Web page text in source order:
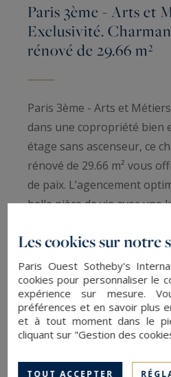
Paris 3ème - Arts et
Exclusivité.
rénové de 29.66 m²
Paris 3ème - Arts et
dans une copropriété bien
étage sans ascenseur, ce
rénové de 29.66 m² vous
de paix. L’agencement
belle pièce de vie avec une
et équipée. L'espace nuit,
fonctionnel, peut accueillir
ainsi qu’un coin bureau.
avec WC offre tout le
occasion rare à ne pas
de l'ancien et tranquillité
Marais Sotheby's
Les cookies sur notre
Paris Ouest Sotheby's
cookies pour personnaliser le
expérience sur mesure.
préférences et en savoir plus
et à tout moment dans le
cliquant sur "Gestion des
TOUT ACCEPTER